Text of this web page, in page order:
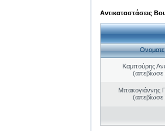
Αντικαταστάσεις
Καμπούρης
(απεβίωσε
Μπακογιάννης
(απεβίωσε